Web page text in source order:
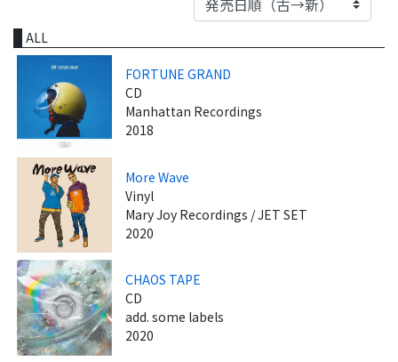
ALL
FORTUNE GRAND
CD
Manhattan Recordings
2018
More Wave
Vinyl
Mary Joy Recordings / JET SET
2020
CHAOS TAPE
CD
add. some labels
2020